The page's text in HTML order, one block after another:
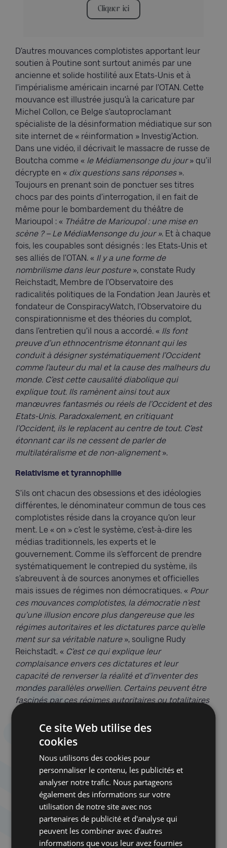
Cliquer ici
D’autres mouvances complotistes apportant leur
soutien à Poutine sont surtout animés par une
ancienne et solide hostilité aux Etats-Unis et à
l’impérialisme américain incarné par l’OTAN. Cette
mouvance est illustrée jusqu’à la caricature par
Michel Collon, ce Belge s’autoproclamant
spécialiste de la désinformation médiatique sur son
site internet de « réinformation » Investig’Action.
Dans une vidéo, il décrivait le massacre de russe de
Boutcha comme « le Médiamensonge du jour» qu’il
décrypte en « dix questions sans réponses».
Toujours en prenant soin de ponctuer ses titres
chocs par des points d’interrogation, il en fait de
même pour le bombardement du théâtre de
Marioupol : « Théâtre de Marioupol : une mise en
scène ? – Le MédiaMensonge du jour ». Et à chaque
fois, les coupables sont désignés : les Etats-Unis et
ses alliés de l’OTAN. « Il y a une forme de
nombrilisme dans leur posture », constate Rudy
Reichstadt, Membre de l’Observatoire des
radicalités politiques de la Fondation Jean Jaurès et
fondateur de ConspiracyWatch, l’Observatoire du
conspirationnisme et des théories du complot,
dans l’entretien qu’il nous a accordé. « Ils font
preuve d’un ethnocentrisme étonnant qui les
conduit à désigner systématiquement l’Occident
comme l’auteur du mal et la cause des malheurs du
monde. C’est cette causalité diabolique qui
explique tout. Ils ramènent ainsi tout aux
manœuvres fantasmés ou réels de l’Occident et des
Etats-Unis. Paradoxalement, en critiquant
l’Occident, ils le replacent au centre de tout. C’est
étonnant car ils ne cessent de parler de
multilatéralisme et de non-alignement».
Relativisme et tyrannophilie
S’ils ont chacun des obsessions et des idéologies
différentes, le dénominateur commun de tous ces
complotistes réside dans la croyance qu’on leur
ment. Le « on » c’est le système, c’est-à-dire les
médias traditionnels, les experts et le
gouvernement. Comme ils s’efforcent de prendre
systématiquement le contrepied du système, ils
s’abreuvent à de sources anonymes et officielles
mais issues de régimes non démocratiques. « Pour
ces mouvances complotistes, la démocratie n’est
qu’une illusion encore plus dangereuse que les
régimes autoritaires et les dictatures parce qu’elle
ment sur sa véritable nature», souligne Rudy
Reichstadt. « C’est ce qui explique leur
complaisance envers ces dictatures et leur
capacité de renverser la réalité et d’inventer des
mondes parallèles orwellien. Certains peuvent être
fascinés par ces régimes autoritaires ou totalitaires
conduit à effacer toute distinction entre une
démocratie et une une dictature. Ils font ainsi
« Pour ces mouvances
complotistes, la démocratie n’est
Ce site Web utilise des
cookies
Nous utilisons des cookies pour
personnaliser le contenu, les publicités et
analyser notre trafic. Nous partageons
également des informations sur votre
utilisation de notre site avec nos
partenaires de publicité et d'analyse qui
peuvent les combiner avec d'autres
informations que vous leur avez fournies